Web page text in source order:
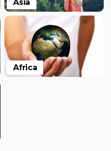
Asia
Africa